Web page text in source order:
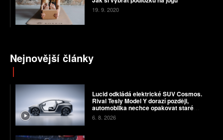
19. 9. 2020
Nejnovější články
Lucid odkládá elektrické SUV Cosmos.
Rival Tesly Model Y dorazí později,
automobilka nechce opakovat staré
chyby
6. 8. 2026